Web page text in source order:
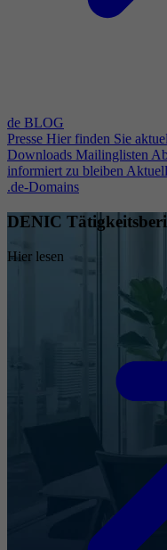
de BLOG
Presse Hier finden Sie
Downloads Mailinglisten
informiert zu bleiben
.de-Domains
DENIC
Hier lesen